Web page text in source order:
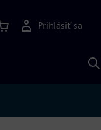
Prihlásiť sa